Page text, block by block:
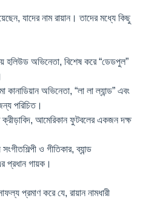
যাদের নাম রায়ান। তাদের মধ্যে কিছু
হলিউড অভিনেতা, বিশেষ করে “ডেডপুল”
কানাডিয়ান অভিনেতা, “লা লা ল্যান্ড” এবং
পরিচিত।
আমেরিকান ফুটবলের একজন দক্ষ
ও গীতিকার, ব্যান্ড
গায়ক।
প্রমাণ করে যে, রায়ান নামধারী